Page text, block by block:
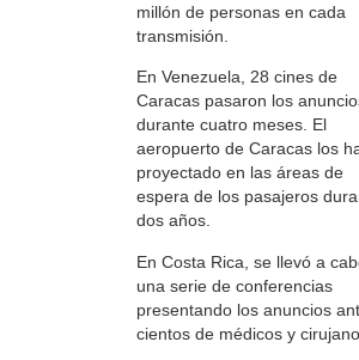
millón de personas en cada
transmisión.
En Venezuela, 28 cines de
Caracas pasaron los
durante cuatro meses. El
aeropuerto de Caracas los
proyectado en las áreas de
espera de los pasajeros
dos años.
En Costa Rica, se llevó a
una serie de conferencias
presentando los anuncios
cientos de médicos y